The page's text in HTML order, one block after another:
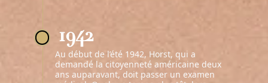
1942
Au début de l’été 1942, Horst, qui a
demandé la citoyenneté américaine deux
ans auparavant, doit passer un examen